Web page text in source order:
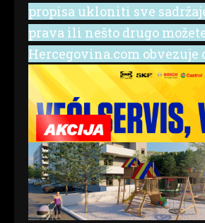
propisa ukloniti sve
prava ili nešto drugo
Hercegovina.com